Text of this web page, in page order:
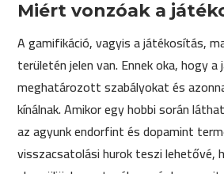
Miért vonzóak a
A gamifikáció, vagyis a játékosítás,
területén jelen van. Ennek oka, hogy
meghatározott szabályokat és
kínálnak. Amikor egy hobbi során
az agyunk endorfint és dopamint
visszacsatolási hurok teszi lehetővé,